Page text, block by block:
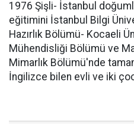
1976 Şişli- İstanbul
eğitimini İstanbul Bilgi
Hazırlık Bölümü- Kocaeli
Mühendisliği Bölümü ve
Mimarlık Bölümü'nde
İngilizce bilen evli ve iki